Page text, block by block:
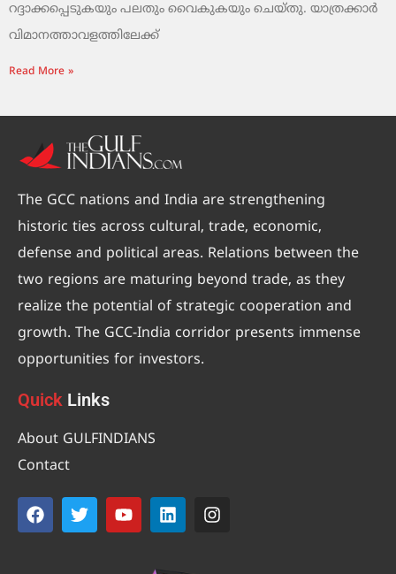
റദ്ദാക്കപ്പെടുകയും പലതും വൈകുകയും ചെയ്തു. യാത്രക്കാർ
വിമാനത്താവളത്തിലേക്ക്
Read More »
The GCC nations and India are strengthening
historic ties across cultural, trade, economic,
defense and political areas. Relations between the
two regions are maturing beyond trade, as they
realize the potential of strategic cooperation and
growth. The GCC-India corridor presents immense
opportunities for investors.
Quick Links
About GULFINDIANS
Contact